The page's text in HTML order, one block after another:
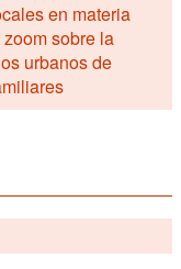
en materia
sobre la
urbanos de